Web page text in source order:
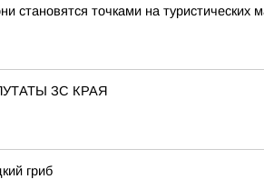
становятся точками на туристических
ЗС КРАЯ
гриб